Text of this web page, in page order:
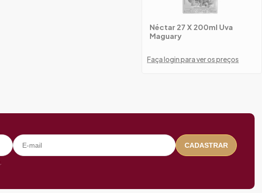
Néctar 27 X 200ml Uva
Maguary
Faça login para ver os preços
CADASTRAR